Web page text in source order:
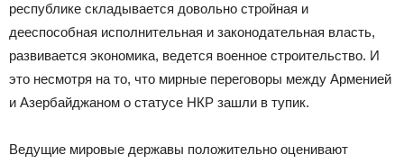
республике складывается довольно стройная и
дееспособная исполнительная и законодательная власть,
развивается экономика, ведется военное строительство. И
это несмотря на то, что мирные переговоры между Арменией
и Азербайджаном о статусе НКР зашли в тупик.
Ведущие мировые державы положительно оценивают